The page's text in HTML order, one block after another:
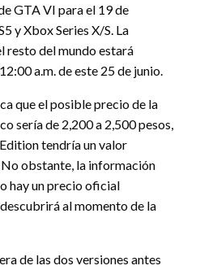
GTA VI para el 19 de
y Xbox Series X/S. La
resto del mundo estará
a.m. de este 25 de junio.
que el posible precio de la
sería de 2,200 a 2,500 pesos,
tendría un valor
obstante, la información
hay un precio oficial
al momento de la
de las dos versiones antes